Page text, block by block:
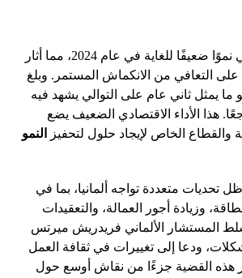
شهد الاقتصاد الألماني نموًا ضعيفًا للغاية في عام 2024، مما أثار
التعافي من الانكماش المستمر. وبلغ
وهو ما يمثل ثاني عام على التوالي يشهد فيه
هذا الأداء الاقتصادي الضعيف يضع
الخاص لإيجاد حلول لتحفيز
النمو
تحديات متعددة تواجه ألمانيا، بما في
وزيادة أجور العمالة، والتعقيدات
المستشار الألماني فريدريش ميرتس
ودعا إلى تغييرات في ثقافة العمل
هذه القضية جزءًا من نقاش أوسع حول